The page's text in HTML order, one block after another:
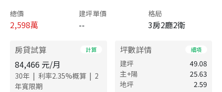
總價
2,598萬
建坪單價
--
格局
3房2廳2衛
房貸試算 計算
84,466 元/月
30年 | 利率2.35%概算 | 2
年寬限期
坪數詳情 細項
建坪
49.08
主+陽
25.63
地坪
2.59